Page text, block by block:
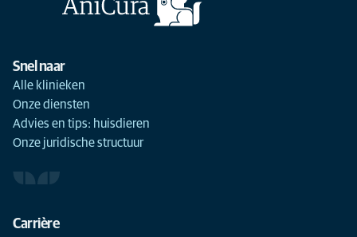
Snel naar
Alle klinieken
Onze diensten
Advies en tips: huisdieren
Onze juridische structuur
Carrière